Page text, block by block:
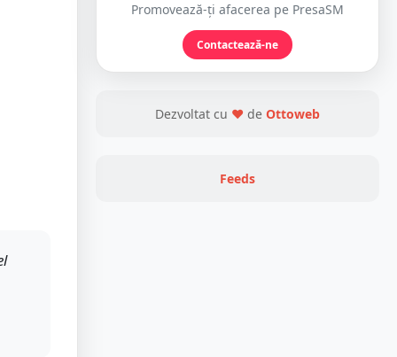
Promovează-ți afacerea pe PresaSM
Contactează-ne
Dezvoltat cu ❤ de Ottoweb
Feeds